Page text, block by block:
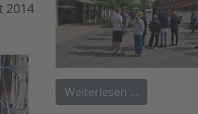
2014
Weiterlesen …